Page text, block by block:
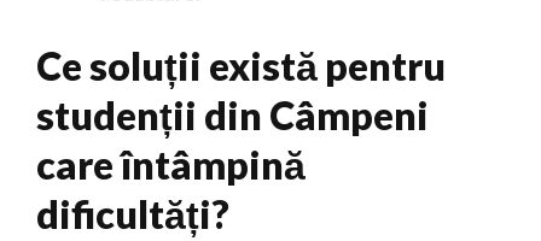
Ce soluții există pentru
studenții din Câmpeni
care întâmpină
dificultăți?